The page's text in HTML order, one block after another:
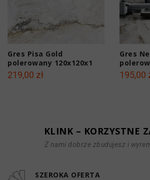
Gres Pisa Gold
polerowany 120x120x1
cm
219,00 zł
Gres
cm
195,00
KLINK – KORZYSTNE
Z nami dobrze zbudujesz i
SZEROKA OFERTA